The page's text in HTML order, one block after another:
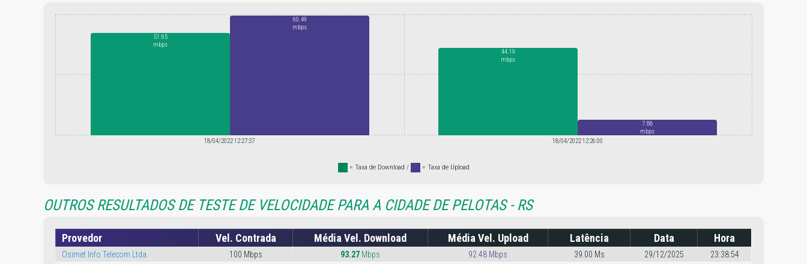
51.65
mbps
60.49
mbps
18/04/2022 12:27:37
44.19
mbps
7.88
mbps
18/04/2022 12:26:00
. = Taxa de Download / . = Taxa de Upload
OUTROS RESULTADOS DE TESTE DE VELOCIDADE PARA A CIDADE DE PELOTAS - RS
Provedor Vel. Contrada Média Vel. Download Média Vel. Upload Latência Data Hora
Osirnet Info Telecom Ltda. 100 Mbps 93.27 Mbps 92.48 Mbps 39.00 Ms 29/12/2025
23:38:54